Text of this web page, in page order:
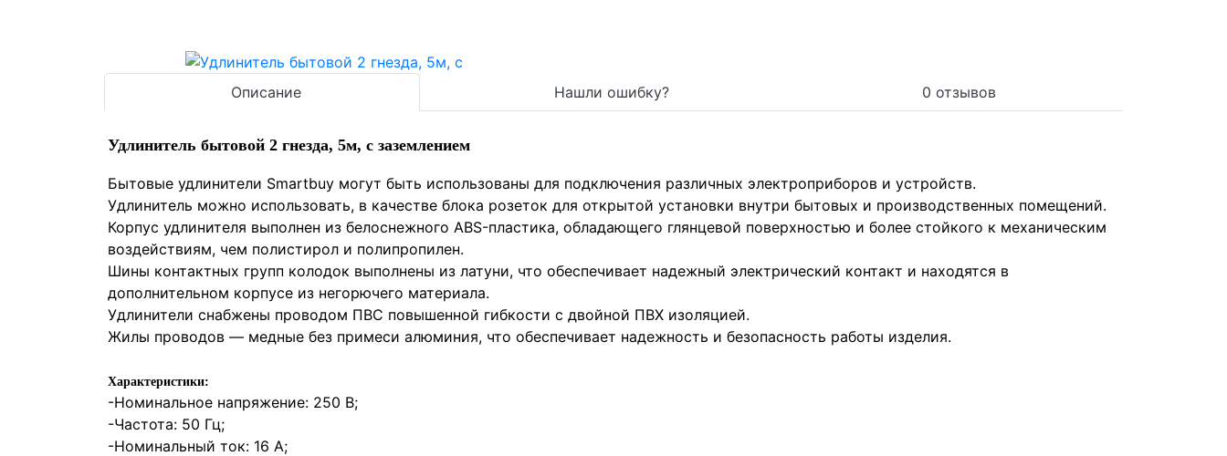
Описание Нашли ошибку? 0 отзывов
Удлинитель бытовой 2 гнезда, 5м, c заземлением
Бытовые удлинители Smartbuy могут быть использованы для подключения различных электроприборов и устройств.
Удлинитель можно использовать, в качестве блока розеток для открытой установки внутри бытовых и производственных помещений.
Корпус удлинителя выполнен из белоснежного ABS-пластика, обладающего глянцевой поверхностью и более стойкого к механическим
воздействиям, чем полистирол и полипропилен.
Шины контактных групп колодок выполнены из латуни, что обеспечивает надежный электрический контакт и находятся в
дополнительном корпусе из негорючего материала.
Удлинители снабжены проводом ПВС повышенной гибкости с двойной ПВХ изоляцией.
Жилы проводов — медные без примеси алюминия, что обеспечивает надежность и безопасность работы изделия.
Характеристики:
-Номинальное напряжение: 250 В;
-Частота: 50 Гц;
-Номинальный ток: 16 А;